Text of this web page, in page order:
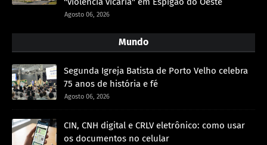
Agosto 06, 2026
Mundo
Segunda Igreja Batista de Porto Velho celebra
75 anos de história e fé
Agosto 06, 2026
CIN, CNH digital e CRLV eletrônico: como usar
os documentos no celular